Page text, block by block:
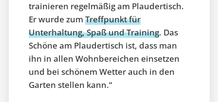
trainieren regelmäßig am Plaudertisch.
Er wurde zum Treffpunkt für
Unterhaltung, Spaß und Training. Das
Schöne am Plaudertisch ist, dass man
ihn in allen Wohnbereichen einsetzen
und bei schönem Wetter auch in den
Garten stellen kann.“